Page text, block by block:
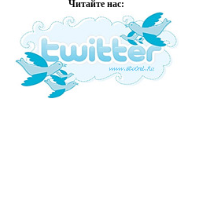
Читайте нас: